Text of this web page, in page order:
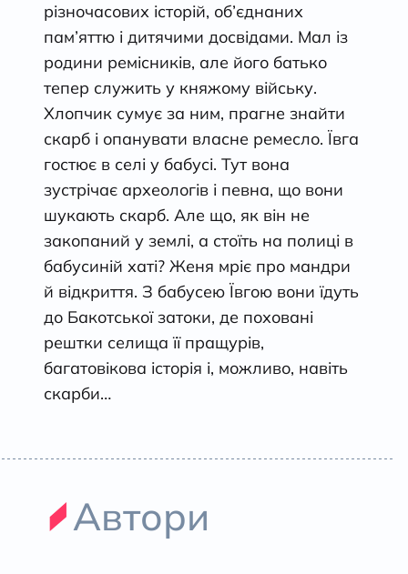
різночасових історій, об’єднаних
пам’яттю і дитячими досвідами. Мал із
родини ремісників, але його батько
тепер служить у княжому війську.
Хлопчик сумує за ним, прагне знайти
скарб і опанувати власне ремесло. Ївга
гостює в селі у бабусі. Тут вона
зустрічає археологів і певна, що вони
шукають скарб. Але що, як він не
закопаний у землі, а стоїть на полиці в
бабусиній хаті? Женя мріє про мандри
й відкриття. З бабусею Ївгою вони їдуть
до Бакотської затоки, де поховані
рештки селища її пращурів,
багатовікова історія і, можливо, навіть
скарби…
Автори